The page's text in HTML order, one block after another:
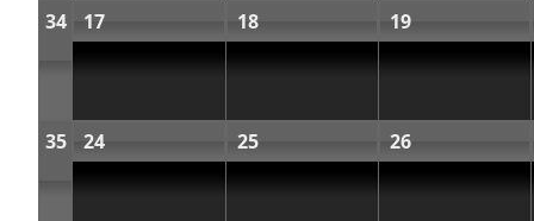
34 17 18 19
35 24 25 26